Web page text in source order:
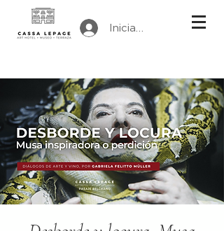
Iniciar sesión